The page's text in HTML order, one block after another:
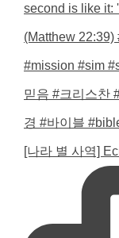
[나라 별 사역]